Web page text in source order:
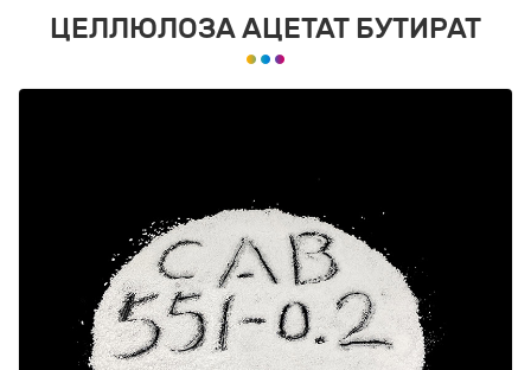
ЦЕЛЛЮЛОЗА АЦЕТАТ БУТИРАТ